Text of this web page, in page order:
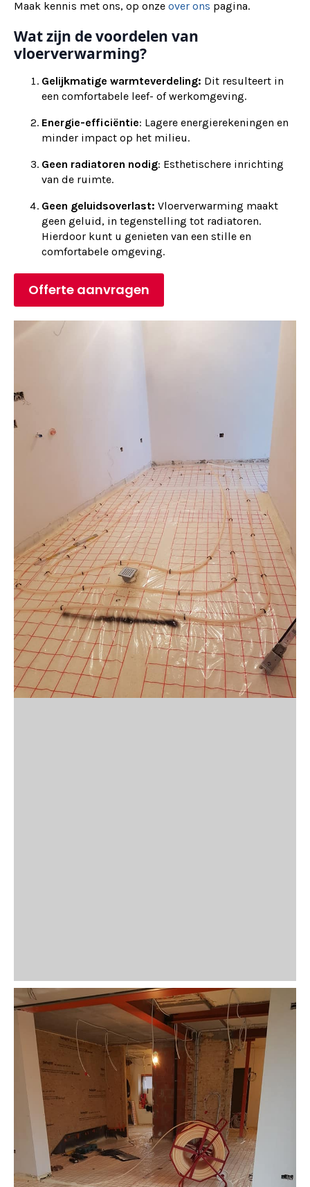
Maak kennis met ons, op onze over ons pagina.
Wat zijn de voordelen van
vloerverwarming?
Gelijkmatige warmteverdeling: Dit resulteert in
een comfortabele leef- of werkomgeving.
Energie-efficiëntie: Lagere energierekeningen en
minder impact op het milieu.
Geen radiatoren nodig: Esthetischere inrichting
van de ruimte.
Geen geluidsoverlast: Vloerverwarming maakt
geen geluid, in tegenstelling tot radiatoren.
Hierdoor kunt u genieten van een stille en
comfortabele omgeving.
Offerte aanvragen